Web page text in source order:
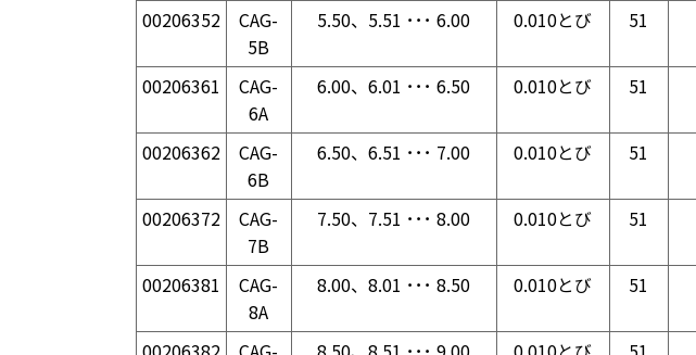
00206352
CAG-
5B
5.50、5.51 ･･･ 6.00 0.010とび 51
00206361
CAG-
6A
6.00、6.01 ･･･ 6.50 0.010とび 51
00206362
CAG-
6B
6.50、6.51 ･･･ 7.00 0.010とび 51
00206372
CAG-
7B
7.50、7.51 ･･･ 8.00 0.010とび 51
00206381
CAG-
8A
8.00、8.01 ･･･ 8.50 0.010とび 51